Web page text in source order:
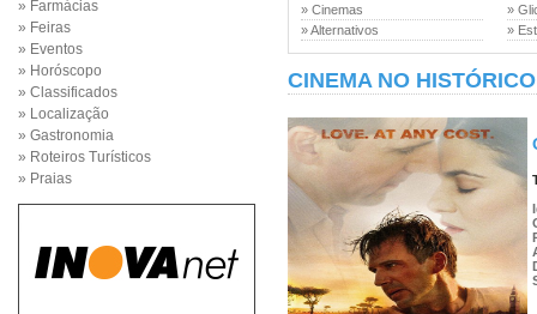
» Farmácias
» Feiras
» Eventos
» Horóscopo
» Classificados
» Localização
» Gastronomia
» Roteiros Turísticos
» Praias
» Cinemas
» Alternativos
»
»
CINEMA NO HISTÓRICO